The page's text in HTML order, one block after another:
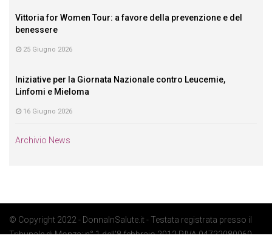
Vittoria for Women Tour: a favore della prevenzione e del
benessere
25 Giugno 2026
Iniziative per la Giornata Nazionale contro Leucemie,
Linfomi e Mieloma
16 Giugno 2026
Archivio News
© Copyright 2022 - DonnaInSalute.it - Testata registrata presso il
Tribunale di Monza: n° 1 dell'8 febbraio 2012 P.IVA 04722080969 -